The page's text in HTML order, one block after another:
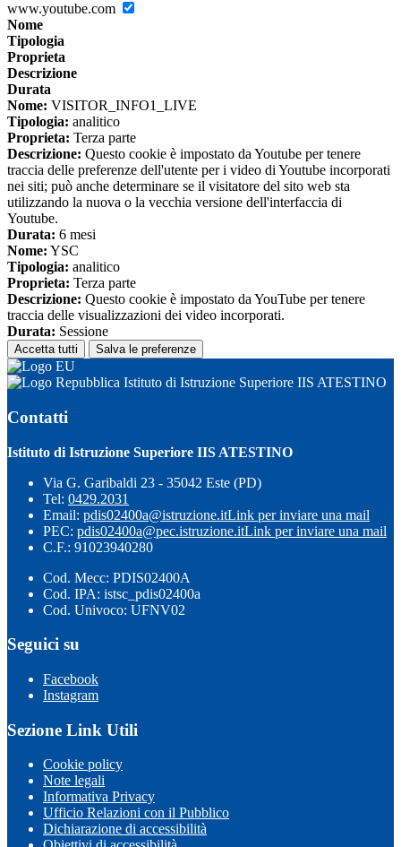
www.youtube.com
Nome
Tipologia
Proprieta
Descrizione
Durata
Nome: VISITOR_INFO1_LIVE
Tipologia: analitico
Proprieta: Terza parte
Descrizione: Questo cookie è impostato da Youtube per tenere
traccia delle preferenze dell'utente per i video di Youtube incorporati
nei siti; può anche determinare se il visitatore del sito web sta
utilizzando la nuova o la vecchia versione dell'interfaccia di
Youtube.
Durata: 6 mesi
Nome: YSC
Tipologia: analitico
Proprieta: Terza parte
Descrizione: Questo cookie è impostato da YouTube per tenere
traccia delle visualizzazioni dei video incorporati.
Durata: Sessione
Accetta tutti Salva le preferenze
Istituto di Istruzione Superiore IIS ATESTINO
Contatti
Istituto di Istruzione Superiore IIS ATESTINO
Via G. Garibaldi 23 - 35042 Este (PD)
Tel: 0429.2031
Email: pdis02400a@istruzione.itLink per inviare una mail
PEC: pdis02400a@pec.istruzione.itLink per inviare una mail
C.F.: 91023940280
Cod. Mecc: PDIS02400A
Cod. IPA: istsc_pdis02400a
Cod. Univoco: UFNV02
Seguici su
Facebook
Instagram
Sezione Link Utili
Cookie policy
Note legali
Informativa Privacy
Ufficio Relazioni con il Pubblico
Dichiarazione di accessibilità